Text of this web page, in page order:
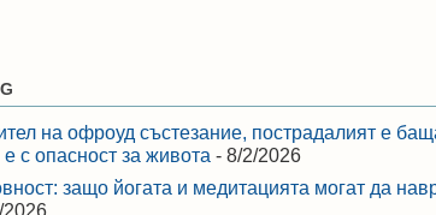
на офроуд състезание, пострадалият е
е с опасност за живота - 8/2/2026
защо йогата и медитацията могат да